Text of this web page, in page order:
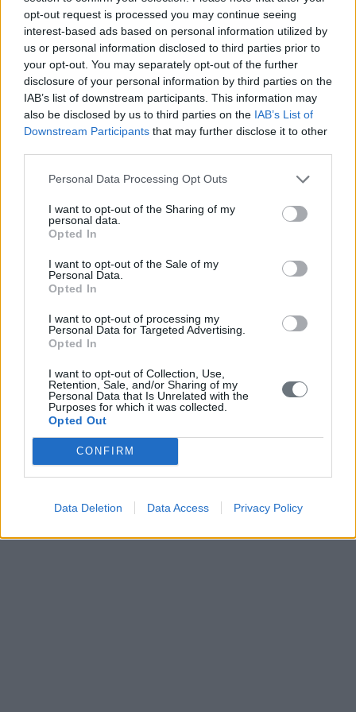
opt-out request is processed you may continue seeing
interest-based ads based on personal information utilized by
us or personal information disclosed to third parties prior to
your opt-out. You may separately opt-out of the further
disclosure of your personal information by third parties on the
IAB’s list of downstream participants. This information may
also be disclosed by us to third parties on the IAB’s List of
Downstream Participants that may further disclose it to other
Personal Data Processing Opt Outs
I want to opt-out of the Sharing of my
personal data.
Opted In
I want to opt-out of the Sale of my
Personal Data.
Opted In
I want to opt-out of processing my
Personal Data for Targeted Advertising.
Opted In
I want to opt-out of Collection, Use,
Retention, Sale, and/or Sharing of my
Personal Data that Is Unrelated with the
Purposes for which it was collected.
Opted Out
CONFIRM
Data Deletion Data Access Privacy Policy